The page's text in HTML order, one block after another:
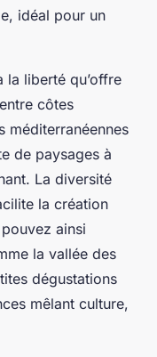
idéal pour un
la liberté qu’offre
côtes
méditerranéennes
de paysages à
La diversité
la création
ainsi
la vallée des
dégustations
mêlant culture,